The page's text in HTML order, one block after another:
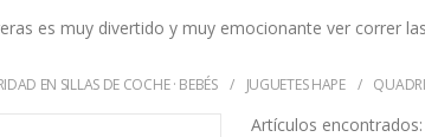
es muy divertido y muy emocionante ver correr
EN SILLAS DE COCHE · BEBÉS JUGUETES HAPE
Artículos encontrados: